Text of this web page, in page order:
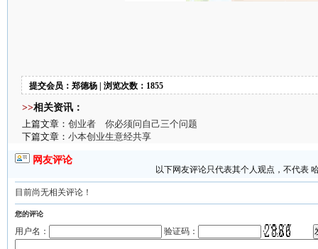
提交会员：郑德杨 | 浏览次数：1855
>>相关资讯：
上篇文章： 创业者 你必须问自己三个问题
下篇文章： 小本创业生意经共享
网友评论
以下网友评论只代表其个人观点，不代表
目前尚无相关评论！
您的评论
用户名： 验证码：